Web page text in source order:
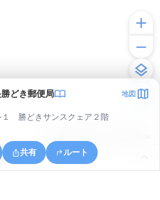
どき郵便局 地図
勝どきサンスクェア２階
共有 ルート
３４